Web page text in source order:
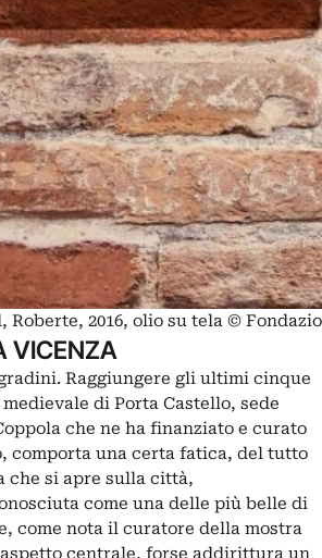
2016, olio su tela ©
VICENZA
Raggiungere gli ultimi cinque
di Porta Castello, sede
che ne ha finanziato e curato
comporta una certa fatica, del tutto
che si apre sulla città,
come una delle più belle di
come nota il curatore della mostra
centrale, forse addirittura un